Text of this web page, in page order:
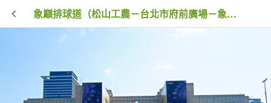
象巔排球道（松山工農－台北市府前廣場－象山步道）